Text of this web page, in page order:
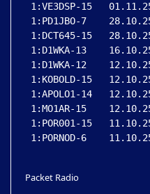
1:VE3DSP-15
1:PD1JBO-7
1:DCT645-15
1:D1WKA-13
1:D1WKA-12
1:KOBOLD-15
1:APOLO1-14
1:MO1AR-15
1:POR001-15
1:PORNOD-6
Packet Radio